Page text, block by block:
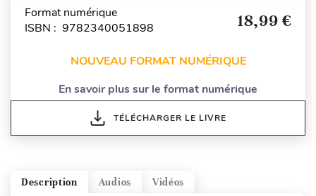
Format numérique
ISBN : 9782340051898
18,99 €
NOUVEAU FORMAT NUMÉRIQUE
En savoir plus sur le format numérique
TÉLÉCHARGER LE LIVRE
Vidéos
Audios
Description